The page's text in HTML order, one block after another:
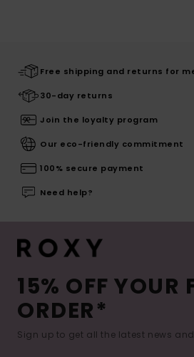
Free shipping and returns for
30-day returns
Join the loyalty program
Our eco-friendly commitment
100% secure payment
Need help?
15% OFF YOUR
ORDER*
Sign up to get all the latest news